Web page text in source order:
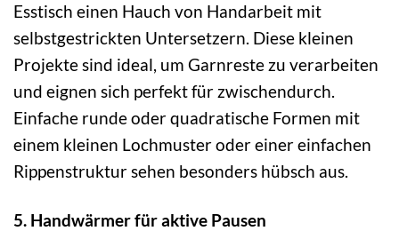
Esstisch einen Hauch von Handarbeit mit
selbstgestrickten Untersetzern. Diese kleinen
Projekte sind ideal, um Garnreste zu verarbeiten
und eignen sich perfekt für zwischendurch.
Einfache runde oder quadratische Formen mit
einem kleinen Lochmuster oder einer einfachen
Rippenstruktur sehen besonders hübsch aus.
5. Handwärmer für aktive Pausen